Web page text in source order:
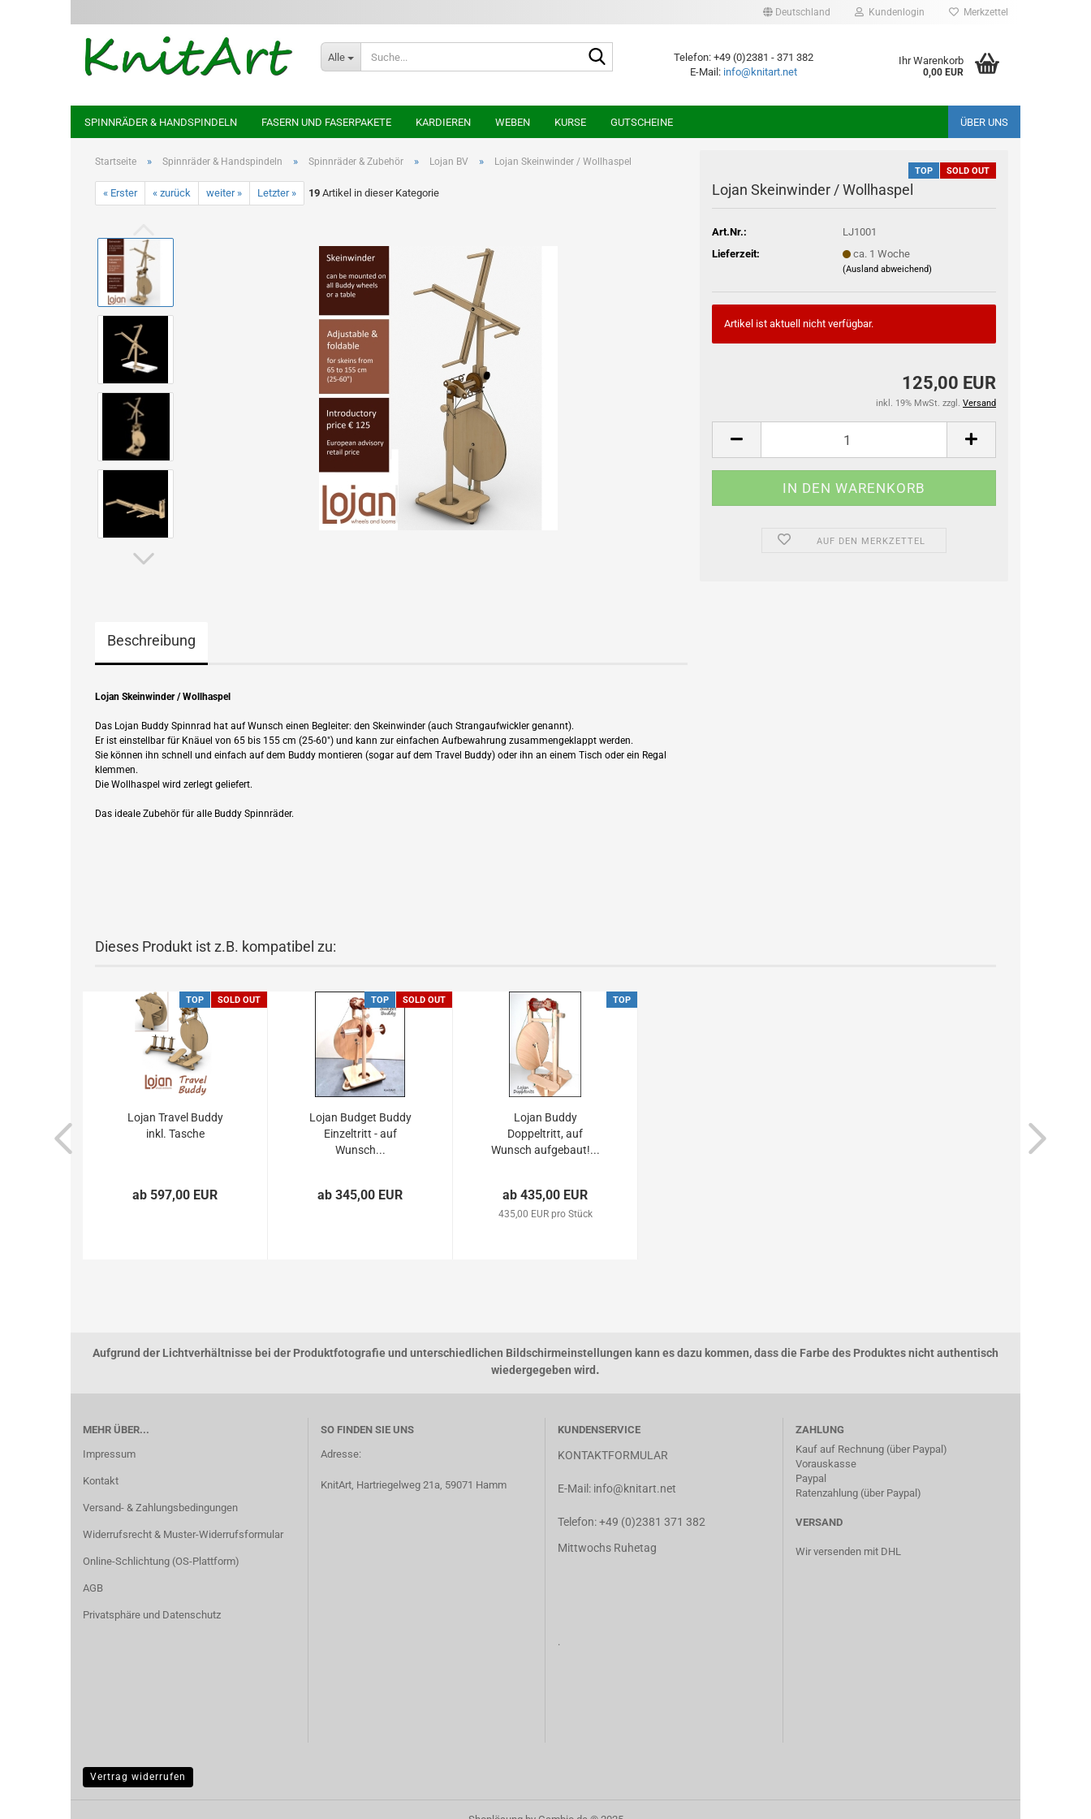
Deutschland Kundenlogin Merkzettel
Alle
Telefon: +49 (0)2381 - 371 382
E-Mail: info@knitart.net
Ihr Warenkorb
0,00 EUR
SPINNRÄDER & HANDSPINDELN FASERN UND FASERPAKETE KARDIEREN WEBEN KURSE GUTSCHEINE ÜBER UNS
Startseite » Spinnräder & Handspindeln » Spinnräder & Zubehör » Lojan BV » Lojan Skeinwinder / Wollhaspel
« Erster « zurück weiter » Letzter » 19 Artikel in dieser Kategorie
TOP SOLD OUT
Lojan Skeinwinder / Wollhaspel
Art.Nr.:
LJ1001
Lieferzeit:
ca. 1 Woche
(Ausland abweichend)
Artikel ist aktuell nicht verfügbar.
125,00 EUR
inkl. 19% MwSt. zzgl. Versand
AUF DEN MERKZETTEL
Beschreibung
Lojan Skeinwinder / Wollhaspel
Das Lojan Buddy Spinnrad hat auf Wunsch einen Begleiter: den Skeinwinder (auch Strangaufwickler genannt).
Er ist einstellbar für Knäuel von 65 bis 155 cm (25-60") und kann zur einfachen Aufbewahrung zusammengeklappt werden.
Sie können ihn schnell und einfach auf dem Buddy montieren (sogar auf dem Travel Buddy) oder ihn an einem Tisch oder ein Regal
klemmen.
Die Wollhaspel wird zerlegt geliefert.
Das ideale Zubehör für alle Buddy Spinnräder.
Dieses Produkt ist z.B. kompatibel zu:
TOP SOLD OUT
Lojan Travel Buddy
inkl. Tasche
ab 597,00 EUR
TOP SOLD OUT
Lojan Budget Buddy
Einzeltritt - auf
Wunsch...
ab 345,00 EUR
TOP
Lojan Buddy
Doppeltritt, auf
Wunsch aufgebaut!...
ab 435,00 EUR
435,00 EUR pro Stück
Aufgrund der Lichtverhältnisse bei der Produktfotografie und unterschiedlichen Bildschirmeinstellungen kann es dazu kommen, dass die Farbe des Produktes nicht authentisch
wiedergegeben wird .
MEHR ÜBER...
Impressum
Kontakt
Versand- & Zahlungsbedingungen
Widerrufsrecht & Muster-Widerrufsformular
Online-Schlichtung (OS-Plattform)
AGB
Privatsphäre und Datenschutz
SO FINDEN SIE UNS
Adresse:
KnitArt, Hartriegelweg 21a, 59071 Hamm
KUNDENSERVICE
KONTAKTFORMULAR
E-Mail: info@knitart.net
Telefon:+49 (0)2381 371 382
Mittwochs Ruhetag
.
ZAHLUNG
Kauf auf Rechnung (über Paypal)
Vorauskasse
Paypal
Ratenzahlung (über Paypal)
VERSAND
Wir versenden mit DHL
Vertrag widerrufen